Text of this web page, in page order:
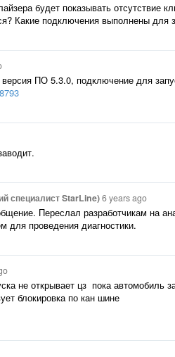
будет показывать отсутствие
Какие подключения выполнены для
ПО 5.3.0, подключение для
специалист StarLine)6 years ago
Переслал разработчикам на
для проведения диагностики.
не открывает цз пока автомобиль
блокировка по кан шине